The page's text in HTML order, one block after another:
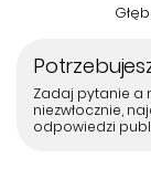
Zadaj pytanie a
niezwłocznie,
odpowiedzi